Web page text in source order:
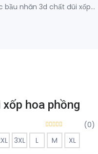
bầu nhăn 3d chất đũi xốp...
hoa phồng
(0)
3XL L M XL